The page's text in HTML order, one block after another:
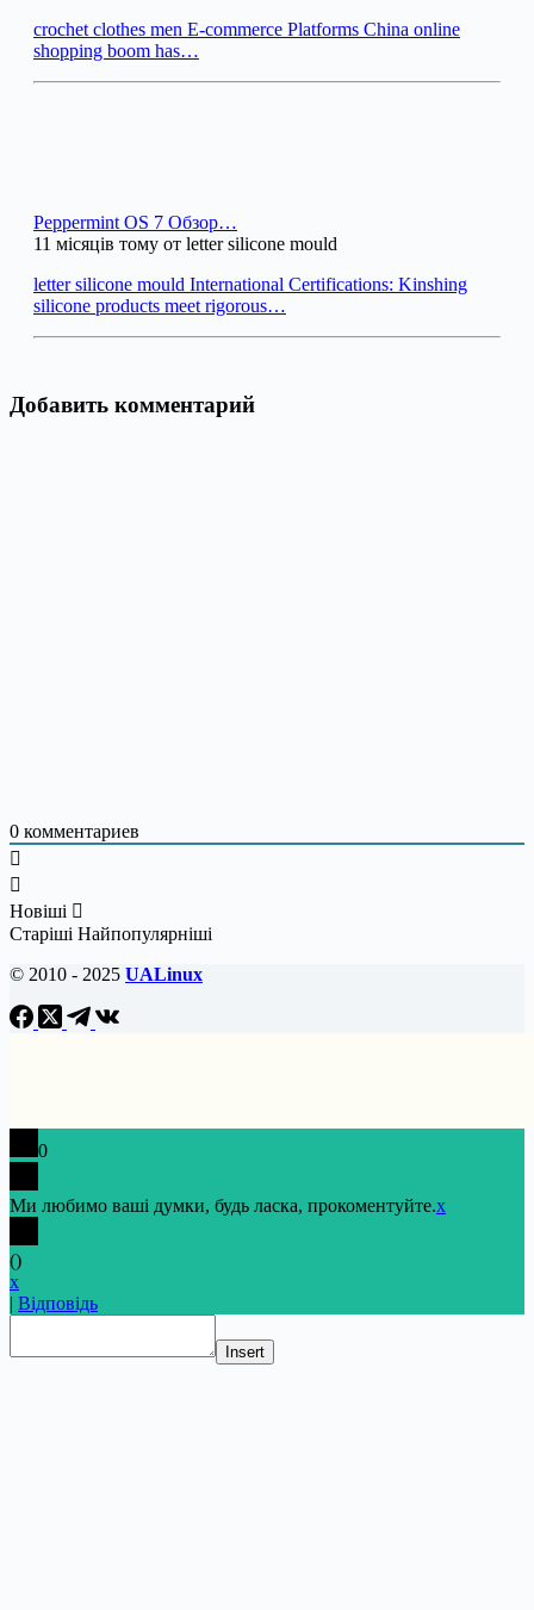
crochet clothes men E-commerce Platforms China online
shopping boom has…
Peppermint OS 7 Обзор…
11 місяців тому от letter silicone mould
letter silicone mould International Certifications: Kinshing
silicone products meet rigorous…
Добавить комментарий
0 комментариев
Новіші
Старіші Найпопулярніші
© 2010 - 2025 UALinux
0
Ми любимо ваші думки, будь ласка, прокоментуйте.x
()
x
| Відповідь
Insert